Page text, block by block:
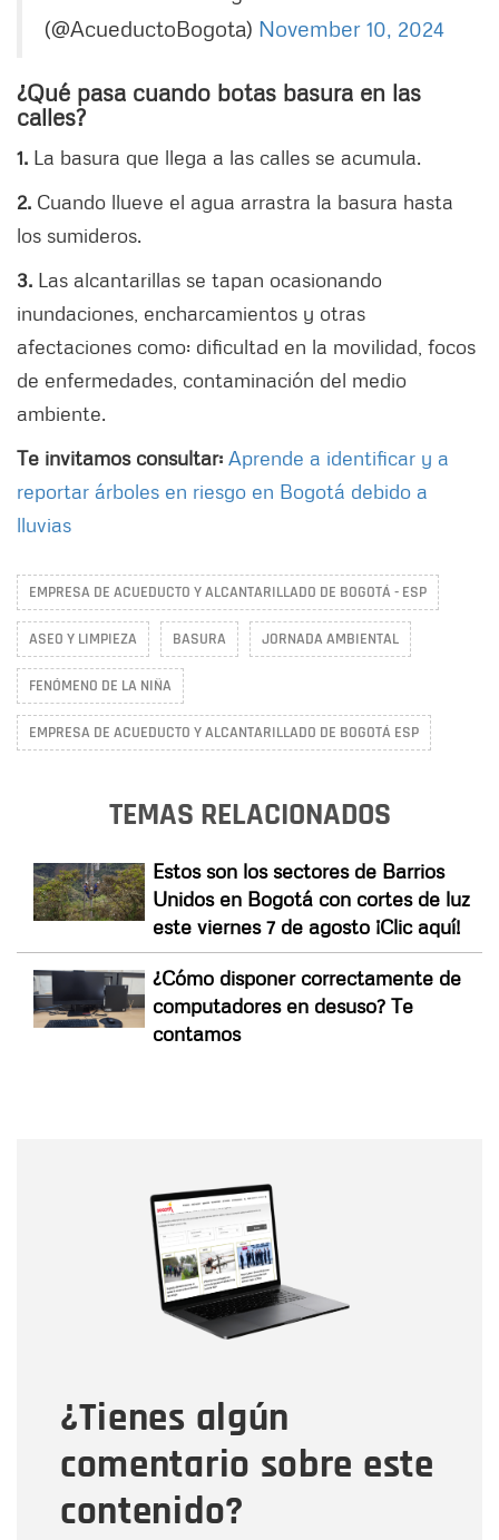
(@AcueductoBogota) November 10, 2024
¿Qué pasa cuando botas basura en las
calles?
1. La basura que llega a las calles se acumula.
2. Cuando llueve el agua arrastra la basura hasta
los sumideros.
3. Las alcantarillas se tapan ocasionando
inundaciones, encharcamientos y otras
afectaciones como: dificultad en la movilidad, focos
de enfermedades, contaminación del medio
ambiente.
Te invitamos consultar: Aprende a identificar y a
reportar árboles en riesgo en Bogotá debido a
lluvias
EMPRESA DE ACUEDUCTO Y ALCANTARILLADO DE BOGOTÁ - ESP
ASEO Y LIMPIEZA BASURA JORNADA AMBIENTAL
FENÓMENO DE LA NIÑA
EMPRESA DE ACUEDUCTO Y ALCANTARILLADO DE BOGOTÁ ESP
TEMAS RELACIONADOS
Estos son los sectores de Barrios
Unidos en Bogotá con cortes de luz
este viernes 7 de agosto ¡Clic aquí!
¿Cómo disponer correctamente de
computadores en desuso? Te
contamos
¿Tienes algún
comentario sobre este
contenido?
Correo electrónico
Tipo de comentario
Mensaje